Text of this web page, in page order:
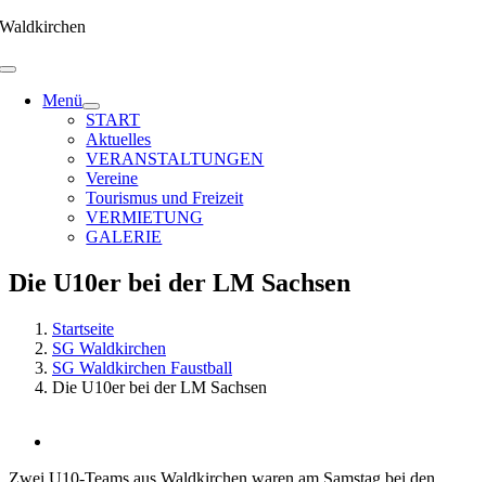
Zum
springen
Waldkirchen
Menü
START
Aktuelles
VERANSTALTUNGEN
Vereine
Tourismus und Freizeit
VERMIETUNG
GALERIE
Die U10er bei der LM Sachsen
Startseite
SG Waldkirchen
SG Waldkirchen Faustball
Die U10er bei der LM Sachsen
Zwei U10-Teams aus Waldkirchen waren am Samstag bei den